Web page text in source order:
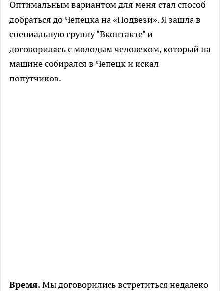
Оптимальным вариантом для меня стал способ
добраться до Чепецка на «Подвези». Я зашла в
специальную группу "Вконтакте" и
договорилась с молодым человеком, который на
машине собирался в Чепецк и искал
попутчиков.
Время.Мы договорились встретиться недалеко